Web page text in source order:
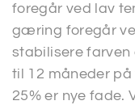
foregår ved lav
gæring foregår
stabilisere farven
til 12 måneder
25% er nye fade.